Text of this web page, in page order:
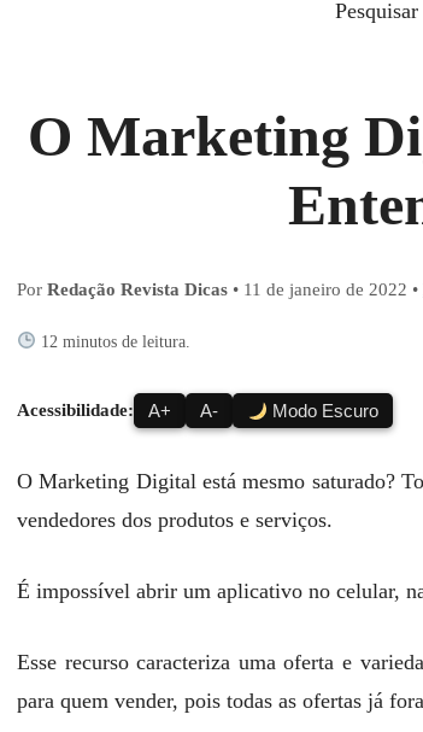
O Marketing
Por Redação Revista Dicas • 11 de janeiro de 2022 •
12 minutos de leitura.
Acessibilidade: A+ A- Modo Escuro
O Marketing Digital está mesmo saturado?
vendedores dos produtos e serviços.
É impossível abrir um aplicativo no celular,
Esse recurso caracteriza uma oferta e
para quem vender, pois todas as ofertas já